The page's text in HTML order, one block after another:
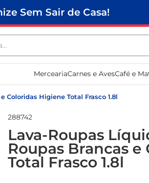
Sem Sair de Casa!
MerceariaCarnes e AvesCafé e
Coloridas Higiene Total Frasco 1.8l
288742
Lava-Roupas
Roupas Brancas
Total Frasco 1.8l